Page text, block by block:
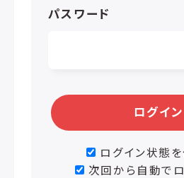
パスワード
ログイン
ログイン状態
次回から自動で